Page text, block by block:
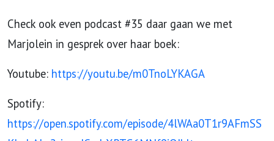
Check ook even podcast #35 daar gaan we met
Marjolein in gesprek over haar boek:
Youtube: https://youtu.be/m0TnoLYKAGA
Spotify:
https://open.spotify.com/episode/4lWAa0T1r9AFmSS